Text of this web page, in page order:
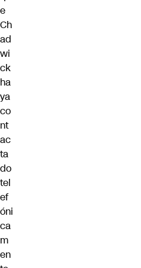
e
Ch
ad
wi
ck
ha
ya
co
nt
ac
ta
do
tel
ef
óni
ca
m
en